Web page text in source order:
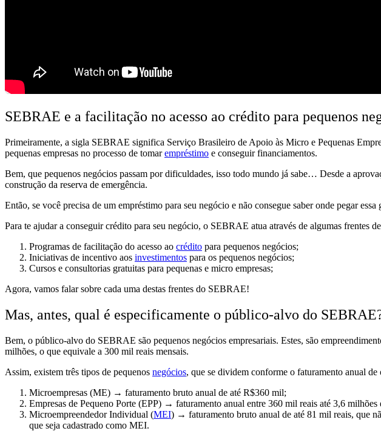
SEBRAE e a facilitação no acesso ao crédito para pequenos
Primeiramente, a sigla SEBRAE significa Serviço Brasileiro de Apoio às Micro e Pequenas
pequenas empresas no processo de tomarempréstimo e conseguir financiamentos.
Bem, que pequenos negócios passam por dificuldades, isso todo mundo já sabe… Desde a
construção da reserva de emergência.
Então, se você precisa de um empréstimo para seu negócio e não consegue saber onde pegar
Para te ajudar a conseguir crédito para seu negócio, o SEBRAE atua através de algumas frentes
Programas de facilitação do acesso ao crédito para pequenos negócios;
Iniciativas de incentivo aos investimentos para os pequenos negócios;
Cursos e consultorias gratuitas para pequenas e micro empresas;
Agora, vamos falar sobre cada uma destas frentes do SEBRAE!
Mas, antes, qual é especificamente o público-alvo do
Bem, o público-alvo do SEBRAE são pequenos negócios empresariais. Estes, são
milhões, o que equivale a 300 mil reais mensais.
Assim, existem três tipos de pequenos negócios, que se dividem conforme o faturamento anual de
Microempresas (ME) → faturamento bruto anual de até R$360 mil;
Empresas de Pequeno Porte (EPP) → faturamento anual entre 360 mil reais até 3,6 milhões
Microempreendedor Individual (MEI) → faturamento bruto anual de até 81 mil reais, que
que seja cadastrado como MEI.